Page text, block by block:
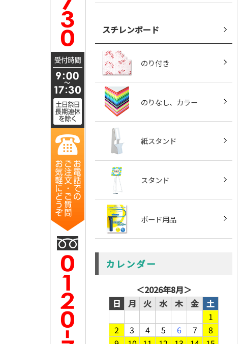
スチレンボード
のり付き
のりなし、カラー
紙スタンド
スタンド
ボード用品
カレンダー
＜2026年8月＞
日
月 火 水 木 金
土
1
2
3 4 5 6 7
8